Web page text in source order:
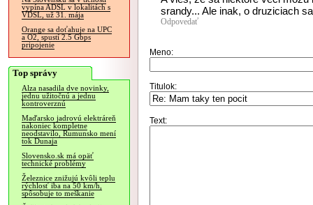
vypína ADSL v lokalitách s
VDSL, už 31. mája
Orange sa doťahuje na UPC
a O2, spustí 2.5 Gbps
pripojenie
Top správy
Alza nasadila dve novinky,
jednu užitočnú a jednu
kontroverznú
Maďarsko jadrovú elektráreň
nakoniec kompletne
neodstavilo, Rumunsko mení
tok Dunaja
Slovensko.sk má opäť
technické problémy
Železnice znižujú kvôli teplu
rýchlosť iba na 50 km/h,
spôsobuje to meškanie
srandy... Ale inak, o druziciach
Odpovedať
Meno:
Titulok:
Text: